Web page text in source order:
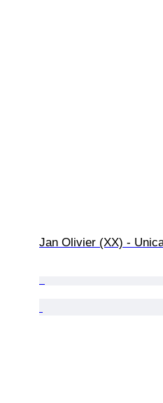
Jan Olivier (XX) -